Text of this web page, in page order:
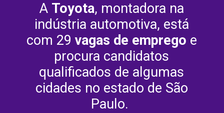
A Toyota, montadora na
indústria automotiva, está
com 29vagas de emprego e
procura candidatos
qualificados de algumas
cidades no estado de São
Paulo.